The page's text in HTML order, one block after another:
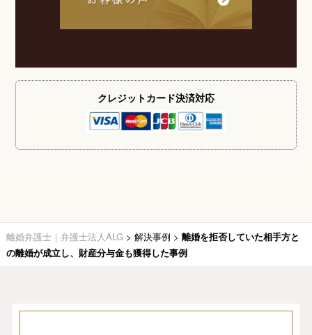
クレジットカード決済対応
離婚弁護士｜弁護士法人ALG > 解決事例 > 離婚を拒否していた相手方と
の離婚が成立し、財産分与金も獲得した事例